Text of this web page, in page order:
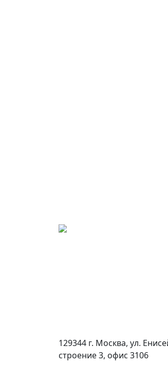
129344 г. Москва, ул.
строение 3, офис 3106